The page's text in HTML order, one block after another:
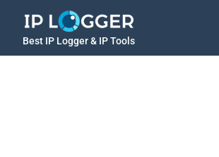
Best IP Logger & IP Tools